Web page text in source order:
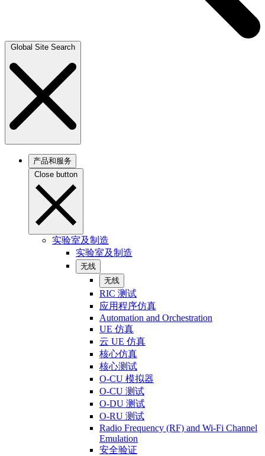
Global Site Search
产品和服务
Close button
实验室及制造
实验室及制造
无线
无线
RIC 测试
应用程序仿真
Automation and Orchestration
UE 仿真
云 UE 仿真
核心仿真
核心测试
O-CU 模拟器
O-CU 测试
O-DU 测试
O-RU 测试
Radio Frequency (RF) and Wi-Fi Channel
Emulation
安全验证